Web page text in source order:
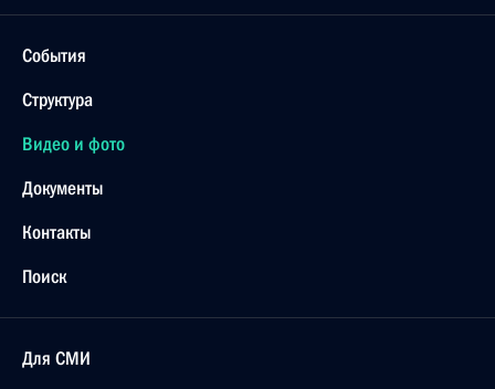
События
Структура
Видео и фото
Документы
Контакты
Поиск
Для СМИ